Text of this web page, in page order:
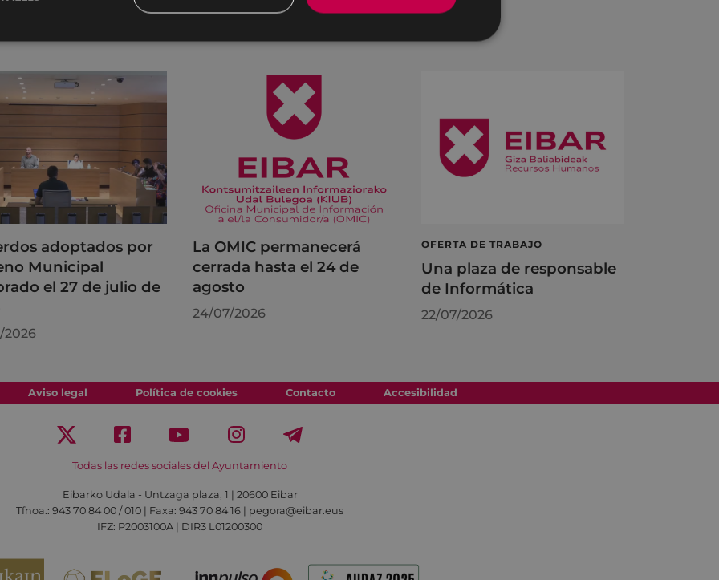
adoptados por
Municipal
el 27 de julio de
2026
La OMIC permanecerá
cerrada hasta el 24 de
agosto
24/07/2026
OFERTA DE TRABAJO
Una plaza de responsable
de Informática
22/07/2026
Aviso legal Política de cookies Contacto Accesibilidad
Todas las redes sociales del Ayuntamiento
Eibarko Udala - Untzaga plaza, 1 | 20600 Eibar
Tfnoa.: 943 70 84 00 / 010 | Faxa: 943 70 84 16 | pegora@eibar.eus
IFZ: P2003100A | DIR3 L01200300